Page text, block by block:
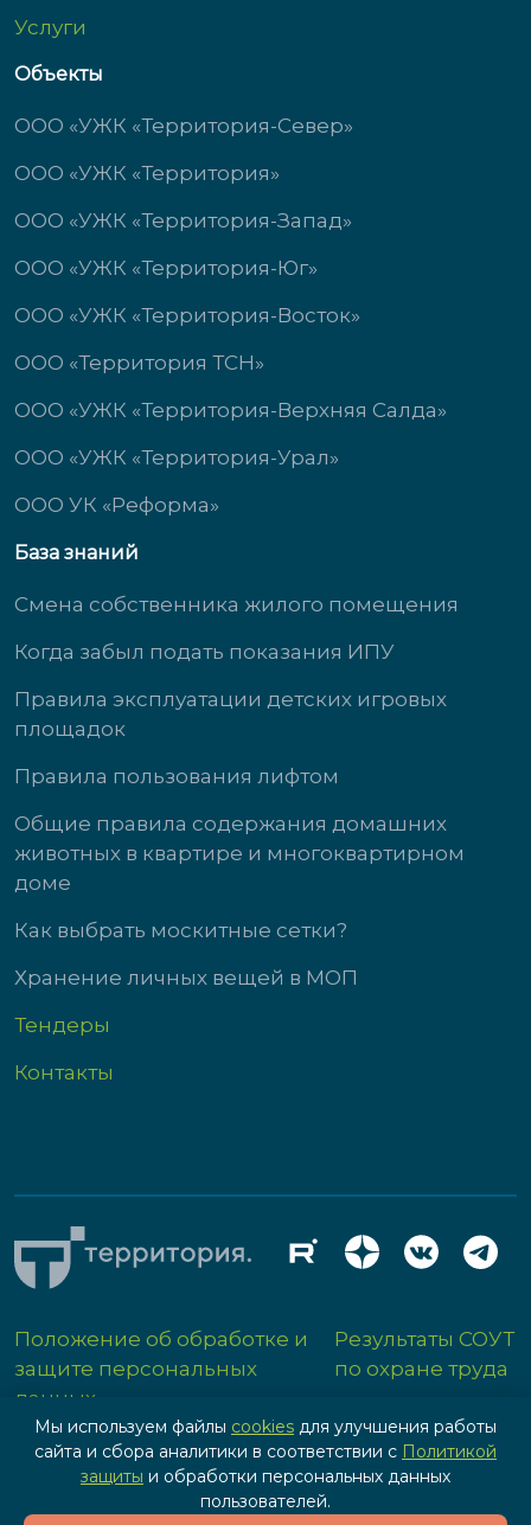
Услуги
Объекты
ООО «УЖК «Территория-Север»
ООО «УЖК «Территория»
ООО «УЖК «Территория-Запад»
ООО «УЖК «Территория-Юг»
ООО «УЖК «Территория-Восток»
ООО «Территория ТСН»
ООО «УЖК «Территория-Верхняя Салда»
ООО «УЖК «Территория-Урал»
ООО УК «Реформа»
База знаний
Смена собственника жилого помещения
Когда забыл подать показания ИПУ
Правила эксплуатации детских игровых
площадок
Правила пользования лифтом
Общие правила содержания домашних
животных в квартире и многоквартирном
доме
Как выбрать москитные сетки?
Хранение личных вещей в МОП
Тендеры
Контакты
Положение об обработке и
защите персональных
данных
Результаты СОУТ
по охране труда
Мы используем файлы cookies для улучшения работы
сайта и сбора аналитики в соответствии с Политикой
защиты и обработки персональных данных
пользователей.